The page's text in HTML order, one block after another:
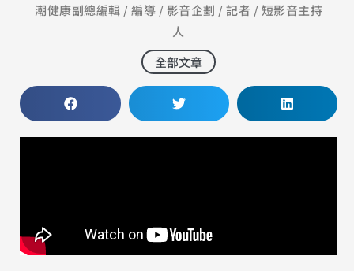
潮健康副總編輯 / 編導 / 影音企劃 / 記者 / 短影音主持
人
全部文章